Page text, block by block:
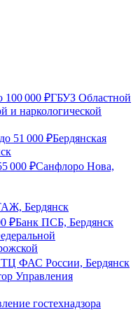
100 000 ₽ГБУЗ Областной
и наркологической
до 51 000 ₽Бердянская
000 ₽Санфлоро Нова,
Бердянск
₽Банк ПСБ, Бердянск
ФАС России, Бердянск
Управления
гостехнадзора